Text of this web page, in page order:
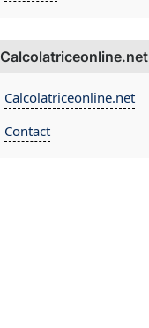
Calcolatriceonline.net
Calcolatriceonline.net
Contact